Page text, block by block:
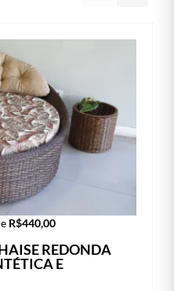
R$440,00
REDONDA
E